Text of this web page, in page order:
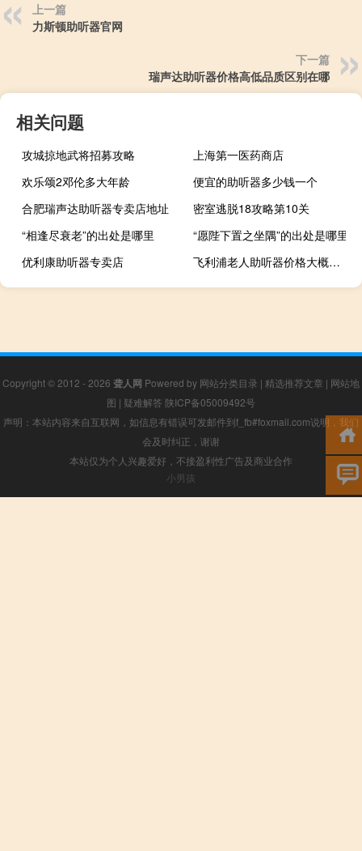
上一篇
力斯顿助听器官网
下一篇
瑞声达助听器价格高低品质区别在哪
相关问题
攻城掠地武将招募攻略
上海第一医药商店
欢乐颂2邓伦多大年龄
便宜的助听器多少钱一个
合肥瑞声达助听器专卖店地址
密室逃脱18攻略第10关
“相逢尽衰老”的出处是哪里
“愿陛下置之坐隅”的出处是哪里
优利康助听器专卖店
飞利浦老人助听器价格大概多少的
Copyright © 2012 - 2026 聋人网 Powered by 网站分类目录 | 精选推荐文章 | 网站地
图 | 疑难解答 陕ICP备05009492号
声明：本站内容来自互联网，如信息有错误可发邮件到f_fb#foxmail.com说明，我们
会及时纠正，谢谢
本站仅为个人兴趣爱好，不接盈利性广告及商业合作
小男孩